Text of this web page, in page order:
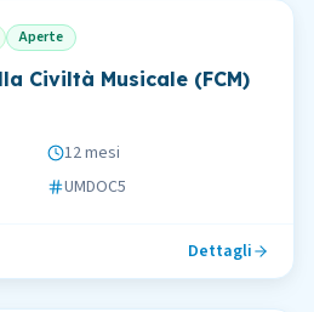
Aperte
Civiltà Musicale (FCM)
12 mesi
UMDOC5
Dettagli